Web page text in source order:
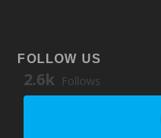
FOLLOW US
2.6k Follows